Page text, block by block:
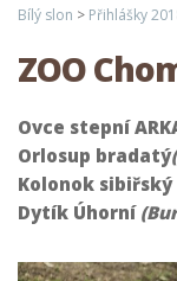
Bílý slon > Přihlášky
ZOO
Ovce stepní
Orlosup bradatý
Kolonok sibiřský
Dytík Úhorní